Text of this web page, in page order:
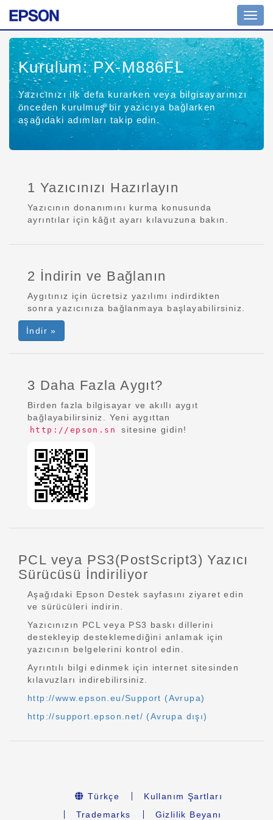
Kurulum: PX-M886FL
Yazıcınızı ilk defa kurarken veya bilgisayarınızı
önceden kurulmuş bir yazıcıya bağlarken
aşağıdaki adımları takip edin.
1 Yazıcınızı Hazırlayın
Yazıcının donanımını kurma konusunda
ayrıntılar için kâğıt ayarı kılavuzuna bakın.
2 İndirin ve Bağlanın
Aygıtınız için ücretsiz yazılımı indirdikten
sonra yazıcınıza bağlanmaya başlayabilirsiniz.
İndir »
3 Daha Fazla Aygıt?
Birden fazla bilgisayar ve akıllı aygıt
bağlayabilirsiniz. Yeni aygıttan
http://epson.sn sitesine gidin!
PCL veya PS3(PostScript3) Yazıcı
Sürücüsü İndiriliyor
Aşağıdaki Epson Destek sayfasını ziyaret edin
ve sürücüleri indirin.
Yazıcınızın PCL veya PS3 baskı dillerini
destekleyip desteklemediğini anlamak için
yazıcının belgelerini kontrol edin.
Ayrıntılı bilgi edinmek için internet sitesinden
kılavuzları indirebilirsiniz.
http://www.epson.eu/Support (Avrupa)
http://support.epson.net/ (Avrupa dışı)
Türkçe
Kullanım Şartları
Trademarks
Gizlilik Beyanı